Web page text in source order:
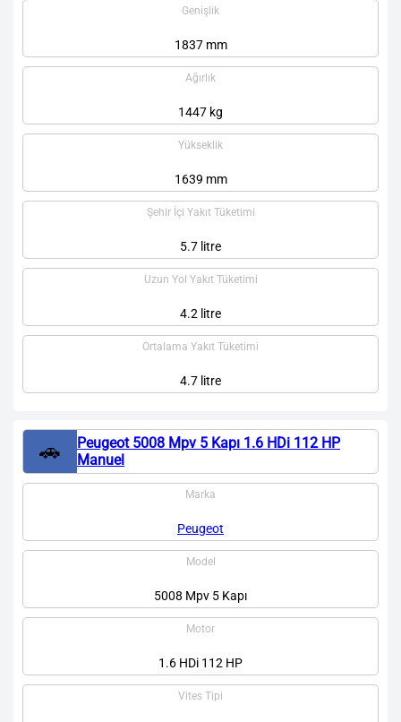
Genişlik
1837 mm
Ağırlık
1447 kg
Yükseklik
1639 mm
Şehir İçi Yakıt Tüketimi
5.7 litre
Uzun Yol Yakıt Tüketimi
4.2 litre
Ortalama Yakıt Tüketimi
4.7 litre
🚗
Peugeot 5008 Mpv 5 Kapı 1.6 HDi 112 HP
Manuel
Marka
Peugeot
Model
5008 Mpv 5 Kapı
Motor
1.6 HDi 112 HP
Vites Tipi